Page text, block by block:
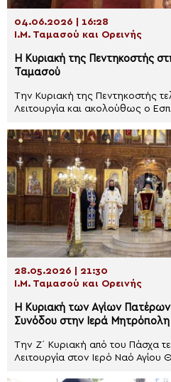
04.06.2026 | 16:28
Ι.Μ. Ταμασού και Ορεινής
Η Κυριακή της Πεντηκοστής
Ταμασού
Την Κυριακή της Πεντηκοστής
Λειτουργία και ακολούθως ο
28.05.2026 | 21:30
Ι.Μ. Ταμασού και Ορεινής
Η Κυριακή των Αγίων Πατέρων
Συνόδου στην Ιερά
Την Ζ΄ Κυριακή από του Πάσχα
Λειτουργία στον Ιερό Ναό Αγίου